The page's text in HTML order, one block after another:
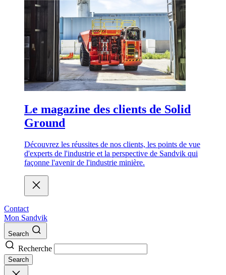
Le magazine des clients de Solid
Ground
Découvrez les réussites de nos clients, les points de vue
d'experts de l'industrie et la perspective de Sandvik qui
façonne l'avenir de l'industrie minière.
Contact
Mon Sandvik
Search
Recherche
Search